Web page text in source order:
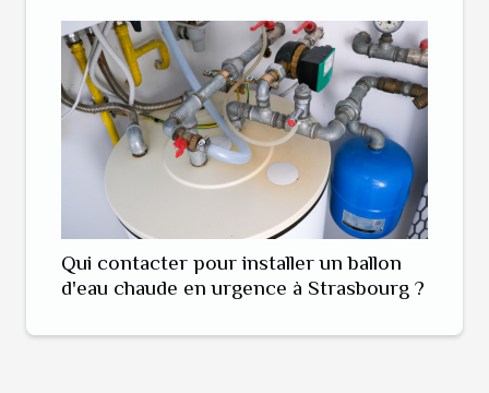
Qui contacter pour installer un ballon
d'eau chaude en urgence à Strasbourg ?